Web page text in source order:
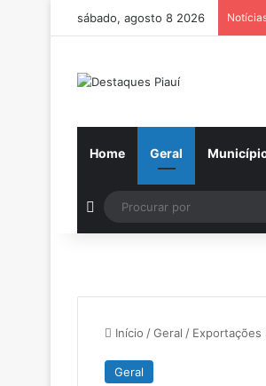
sábado, agosto 8 2026
Home Geral
Switch skin
Início /Geral /
Geral